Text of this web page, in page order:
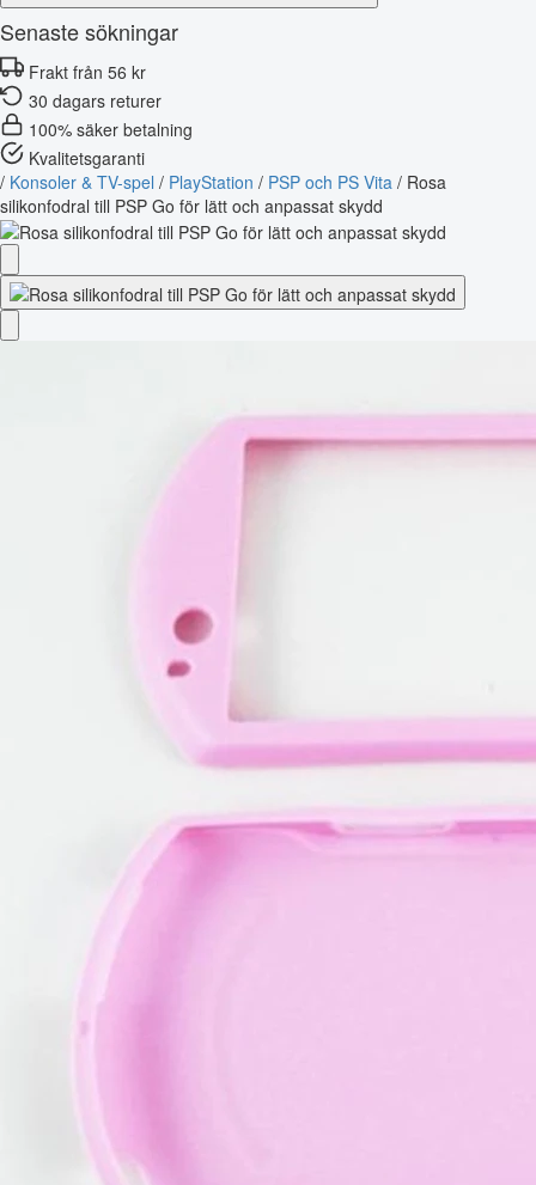
Senaste sökningar
Frakt från 56 kr
30 dagars returer
100% säker betalning
Kvalitetsgaranti
/ Konsoler & TV-spel / PlayStation / PSP och PS Vita / Rosa
silikonfodral till PSP Go för lätt och anpassat skydd